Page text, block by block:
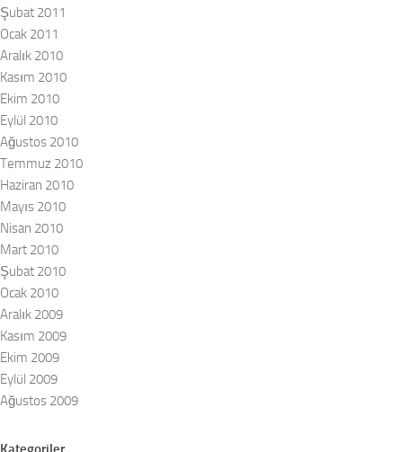
Şubat 2011
Ocak 2011
Aralık 2010
Kasım 2010
Ekim 2010
Eylül 2010
Ağustos 2010
Temmuz 2010
Haziran 2010
Mayıs 2010
Nisan 2010
Mart 2010
Şubat 2010
Ocak 2010
Aralık 2009
Kasım 2009
Ekim 2009
Eylül 2009
Ağustos 2009